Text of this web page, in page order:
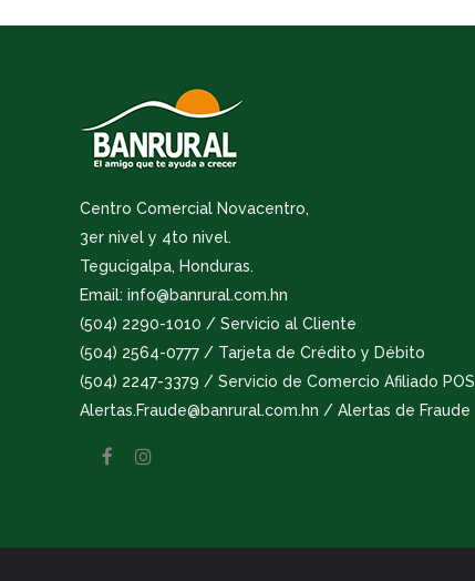
Centro Comercial Novacentro,
3er nivel y 4to nivel.
Tegucigalpa, Honduras.
Email: info@banrural.com.hn
(504) 2290-1010 / Servicio al Cliente
(504) 2564-0777 / Tarjeta de Crédito y Débito
(504) 2247-3379 / Servicio de Comercio Afiliado POS
Alertas.Fraude@banrural.com.hn / Alertas de Fraude